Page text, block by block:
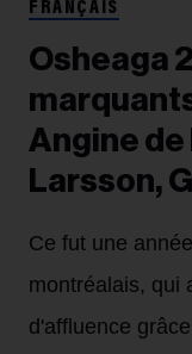
FRANÇAIS
Osheaga
Angine
Larsson,
Ce fut une
montréalais, qui
d'affluence